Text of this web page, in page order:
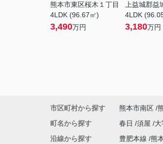
熊本市東区桜木１丁目
4LDK (96.67㎡)
3,490万円
上益城郡
4LDK
3,180万円
市区町村から探す 熊本市南区
町名から探す
春日 須屋
沿線から探す
豊肥本線 熊